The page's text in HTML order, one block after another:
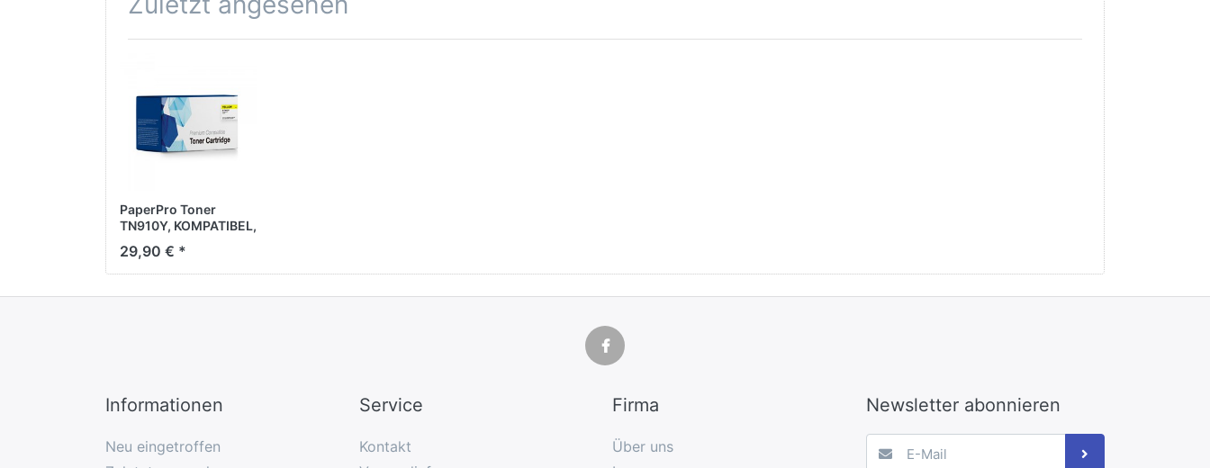
PaperPro Toner
TN910Y, KOMPATIBEL,
Seiten
29,90 € *
Informationen
Neu eingetroffen
Service
Kontakt
Firma
Über uns
Newsletter abonnieren